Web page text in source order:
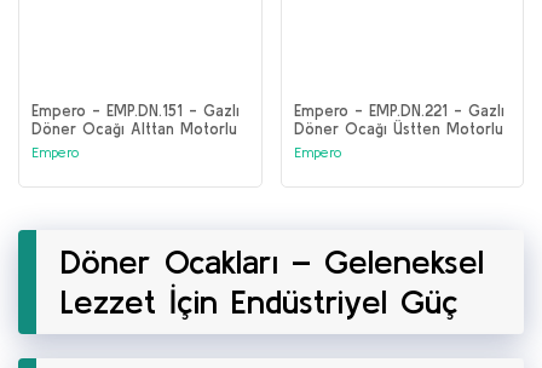
Empero - EMP.DN.151 - Gazlı
Döner Ocağı Alttan Motorlu
Empero
Empero - EMP.DN.221 - Gazlı
Döner Ocağı Üstten Motorlu
Empero
Döner Ocakları – Geleneksel
Lezzet İçin Endüstriyel Güç